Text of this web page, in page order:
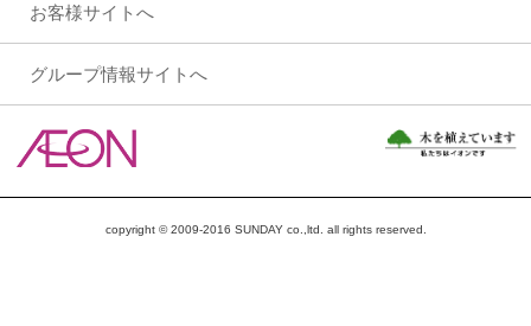
お客様サイトへ
グループ情報サイトへ
copyright © 2009-2016 SUNDAY co.,ltd. all rights reserved.